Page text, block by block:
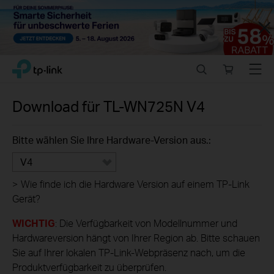
Close
Click
navigation
TP-Link, Reliably Smart
store
Menu
Download fürTL-WN725N V4
Bitte wählen Sie Ihre Hardware-Version aus.:
V4
> Wie finde ich die Hardware Version auf einem TP-Link
Gerät?
WICHTIG: Die Verfügbarkeit von Modellnummer und
Hardwareversion hängt von Ihrer Region ab. Bitte schauen
Sie auf Ihrer lokalen TP-Link-Webpräsenz nach, um die
Produktverfügbarkeit zu überprüfen.